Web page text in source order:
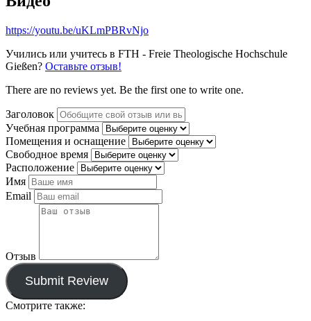
https://youtu.be/uKLmPBRvNjo
Учились или учитесь в FTH - Freie Theologische Hochschule
Gießen? Оставьте отзыв!
There are no reviews yet. Be the first one to write one.
Заголовок
Учебная программа
Помещения и оснащение
Свободное время
Расположение
Имя
Email
Отзыв
Submit Review
Смотрите также: